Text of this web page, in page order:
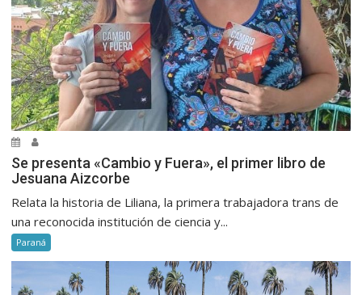
Se presenta «Cambio y Fuera», el primer libro de
Jesuana Aizcorbe
Relata la historia de Liliana, la primera trabajadora trans de
una reconocida institución de ciencia y...
Paraná